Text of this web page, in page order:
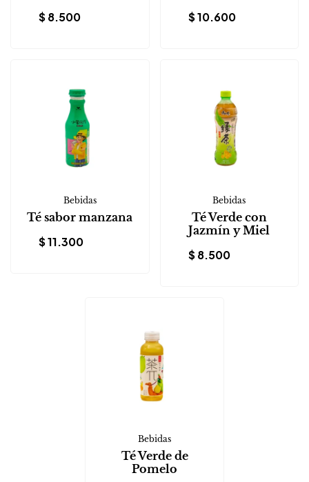
$8.500 $10.600
Bebidas
Té sabor manzana
$11.300
Bebidas
Té Verde con
Jazmín y Miel
$8.500
Bebidas
Té Verde de
Pomelo